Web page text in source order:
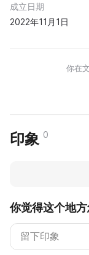
成立日期
2022年11月1日
你在
印象 0
你觉得这个地方